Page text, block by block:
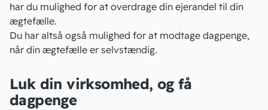
har du mulighed for at overdrage din ejerandel til din
ægtefælle.
Du har altså også mulighed for at modtage dagpenge,
når din ægtefælle er selvstændig.
Luk din virksomhed, og få
dagpenge